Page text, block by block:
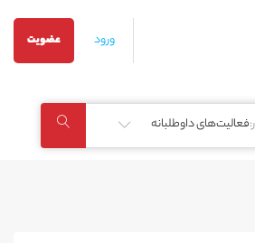
ورود عضویت
فعالیت‌های داوطلبانه